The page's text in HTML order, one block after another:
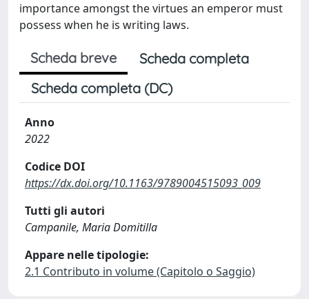
importance amongst the virtues an emperor must
possess when he is writing laws.
Scheda breve
Scheda completa
Scheda completa (DC)
Anno
2022
Codice DOI
https://dx.doi.org/10.1163/9789004515093_009
Tutti gli autori
Campanile, Maria Domitilla
Appare nelle tipologie:
2.1 Contributo in volume (Capitolo o Saggio)